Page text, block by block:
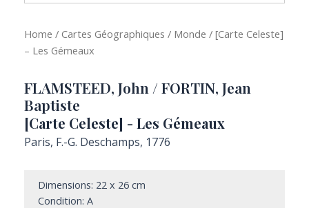
Home / Cartes Géographiques / Monde / [Carte Celeste]
– Les Gémeaux
FLAMSTEED, John / FORTIN, Jean
Baptiste
[Carte Celeste] - Les Gémeaux
Paris, F.-G. Deschamps, 1776
Dimensions: 22 x 26 cm
Condition: A